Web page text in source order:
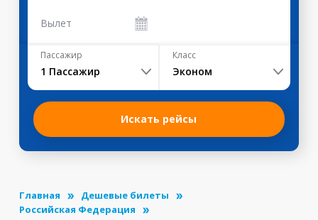
Вылет
Пассажир
1 Пассажир
Класс
Эконом
Искать рейсы
Главная
Дешевые билеты
Российская Федерация